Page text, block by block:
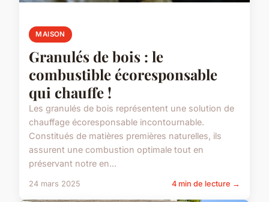
MAISON
Granulés de bois : le
combustible écoresponsable
qui chauffe !
Les granulés de bois représentent une solution de
chauffage écoresponsable incontournable.
Constitués de matières premières naturelles, ils
assurent une combustion optimale tout en
préservant notre en...
24 mars 2025 4 min de lecture →